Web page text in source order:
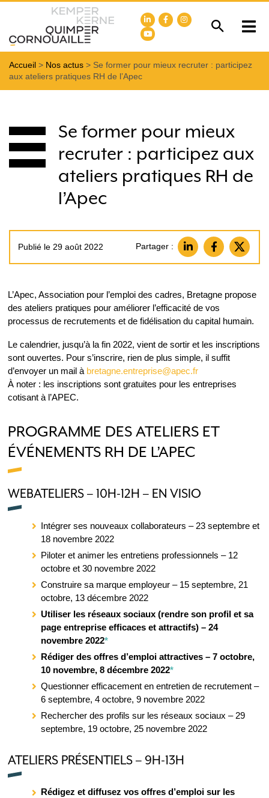
Accueil > Nos actus > Se former pour mieux recruter : participez
aux ateliers pratiques RH de l’Apec
Se former pour mieux
recruter : participez aux
ateliers pratiques RH de
l’Apec
Publié le 29 août 2022 Partager :
L’Apec, Association pour l’emploi des cadres, Bretagne propose
des ateliers pratiques pour améliorer l’efficacité de vos
processus de recrutements et de fidélisation du capital humain.
Le calendrier, jusqu’à la fin 2022, vient de sortir et les inscriptions
sont ouvertes. Pour s’inscrire, rien de plus simple, il suffit
d’envoyer un mail à bretagne.entreprise@apec.fr
À noter : les inscriptions sont gratuites pour les entreprises
cotisant à l’APEC.
PROGRAMME DES ATELIERS ET
ÉVÉNEMENTS RH DE L’APEC
WEBATELIERS – 10H-12H – EN VISIO
Intégrer ses nouveaux collaborateurs – 23 septembre et
18 novembre 2022
Piloter et animer les entretiens professionnels – 12
octobre et 30 novembre 2022
Construire sa marque employeur – 15 septembre, 21
octobre, 13 décembre 2022
Utiliser les réseaux sociaux (rendre son profil et sa
page entreprise efficaces et attractifs) – 24
novembre 2022*
Rédiger des offres d’emploi attractives – 7 octobre,
10 novembre, 8 décembre 2022*
Questionner efficacement en entretien de recrutement –
6 septembre, 4 octobre, 9 novembre 2022
Rechercher des profils sur les réseaux sociaux – 29
septembre, 19 octobre, 25 novembre 2022
ATELIERS PRÉSENTIELS – 9H-13H
Rédigez et diffusez vos offres d’emploi sur les